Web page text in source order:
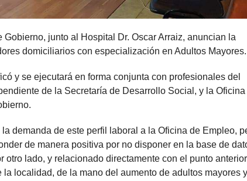
junto al Hospital Dr. Oscar Arraiz, anuncian la
domiciliarios con especialización en Adultos Mayores.
y se ejecutará en forma conjunta con profesionales del
de la Secretaría de Desarrollo Social, y la Oficina
demanda de este perfil laboral a la Oficina de Empleo,
de manera positiva por no disponer en la base de
lado, y relacionado directamente con el punto
localidad, de la mano del aumento de adultos mayores